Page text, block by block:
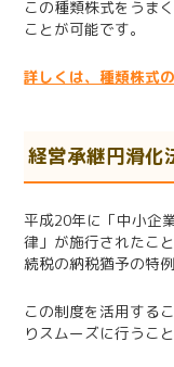
この種類株式をうま
ことが可能です。
詳しくは、種類株式
経営承継円滑化
平成20年に「中小企
律」が施行されたこ
続税の納税猶予の特
この制度を活用する
りスムーズに行うこ